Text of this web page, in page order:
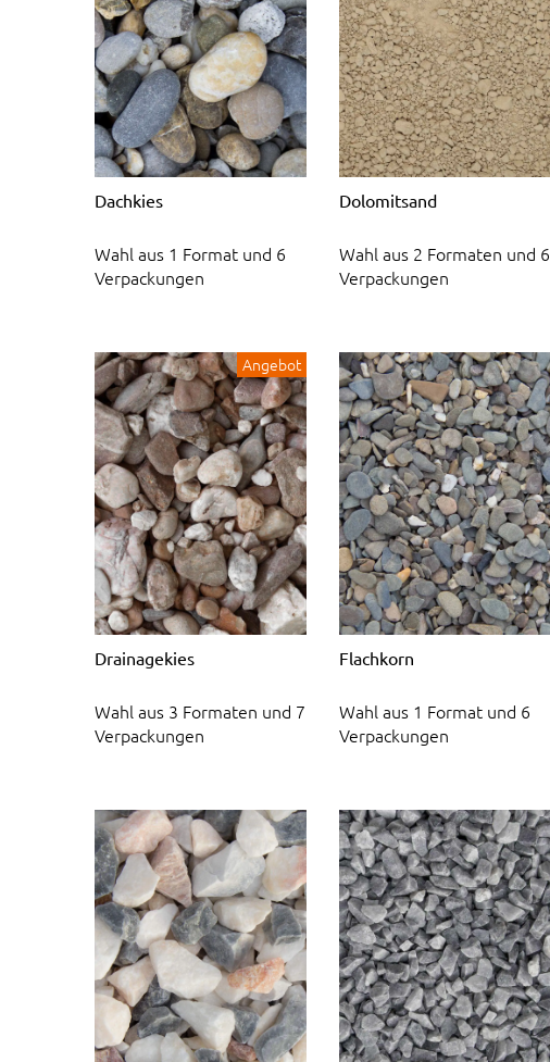
Dachkies
Wahl aus 1 Format und 6
Verpackungen
Dolomitsand
Wahl aus 2 Formaten und 6
Verpackungen
Angebot
Drainagekies
Wahl aus 3 Formaten und 7
Verpackungen
Flachkorn
Wahl aus 1 Format und 6
Verpackungen